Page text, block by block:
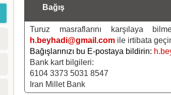
Bağış
Turuz masraflarını karşılaya
h.beyhadi@gmail.com ile irtibata
Bağışlarınızı bu E-postaya bildirin:
Bank kart bilgileri:
6104 3373 5031 8547
Iran Millet Bank